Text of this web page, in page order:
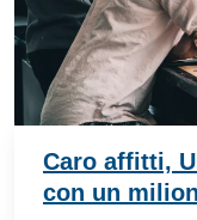
Caro affitti,
con un